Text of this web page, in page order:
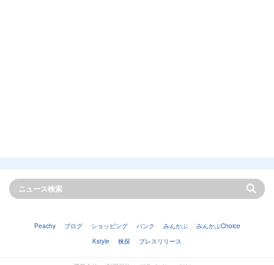
Peachy ブログ ショッピング バンク みんかぶ
みんかぶChoice
Kstyle
株探 プレスリリース